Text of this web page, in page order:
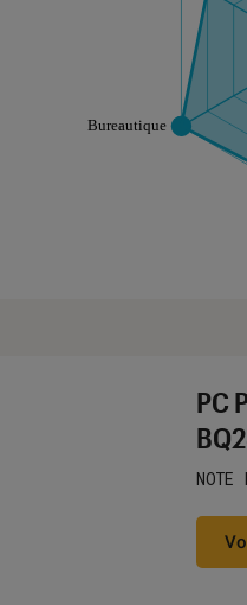
Les notes de ce
PC
NOTE